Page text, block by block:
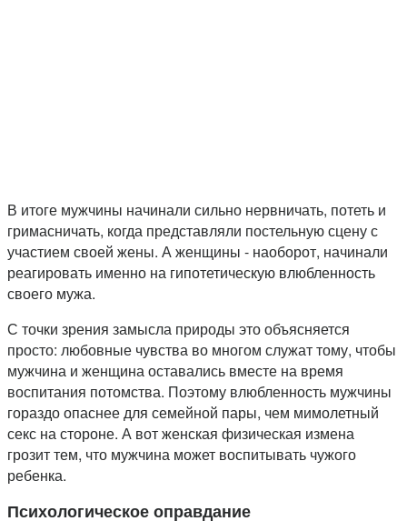
В итоге мужчины начинали сильно нервничать, потеть и
гримасничать, когда представляли постельную сцену с
участием своей жены. А женщины - наоборот, начинали
реагировать именно на гипотетическую влюбленность
своего мужа.
С точки зрения замысла природы это объясняется
просто: любовные чувства во многом служат тому, чтобы
мужчина и женщина оставались вместе на время
воспитания потомства. Поэтому влюбленность мужчины
гораздо опаснее для семейной пары, чем мимолетный
секс на стороне. А вот женская физическая измена
грозит тем, что мужчина может воспитывать чужого
ребенка.
Психологическое оправдание